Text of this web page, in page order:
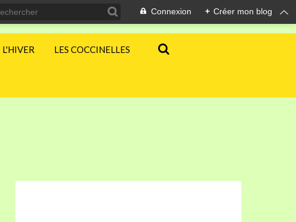
Connexion + Créer mon blog
L'HIVER LES COCCINELLES